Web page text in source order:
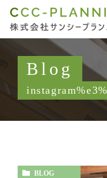
Blog
BLOG